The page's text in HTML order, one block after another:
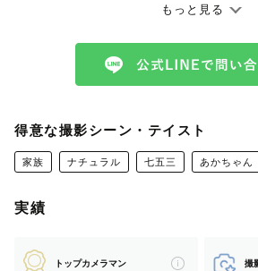
_ _ _ _ _ _ _ _ _ _ _ _ _ _ _ _ _
数あるカメラマンページの中から、
興味を持っていただきありがとうご
もっと見る
得意な撮影シーン・テイスト
家族 ナチュラル 七五三 あかちゃん
実績
トップカメラマン 撮